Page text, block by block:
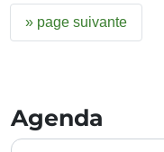
» page suivante
Agenda